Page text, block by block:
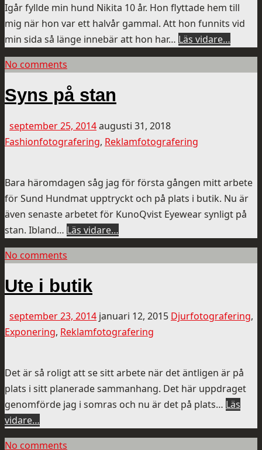
Igår fyllde min hund Nikita 10 år. Hon flyttade hem till
mig när hon var ett halvår gammal. Att hon funnits vid
min sida så länge innebär att hon har… Läs vidare…
No comments
Syns på stan
september 25, 2014augusti 31, 2018
Fashionfotografering, Reklamfotografering
Bara häromdagen såg jag för första gången mitt arbete
för Sund Hundmat upptryckt och på plats i butik. Nu är
även senaste arbetet för KunoQvist Eyewear synligt på
stan. Ibland… Läs vidare…
No comments
Ute i butik
september 23, 2014 januari 12, 2015 Djurfotografering,
Exponering, Reklamfotografering
Det är så roligt att se sitt arbete när det äntligen är på
plats i sitt planerade sammanhang. Det här uppdraget
genomförde jag i somras och nu är det på plats… Läs
vidare…
No comments